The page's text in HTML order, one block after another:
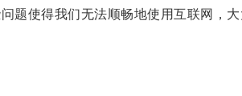
使得我们无法顺畅地使用互联网，大